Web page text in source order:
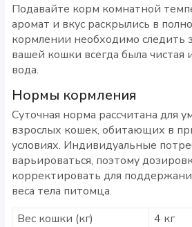
Подавайте корм комнатной
аромат и вкус раскрылись в
кормлении необходимо следить
вашей кошки всегда была чистая
вода.
Нормы кормления
Суточная норма рассчитана для
взрослых кошек, обитающих в
условиях. Индивидуальные
варьироваться, поэтому
корректировать для
веса тела питомца.
Вес кошки (кг)
4 кг